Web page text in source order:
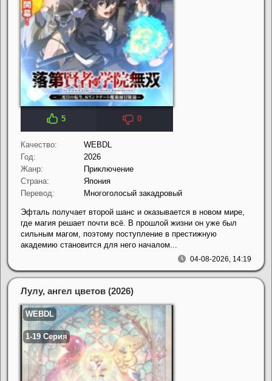
5 0
Качество:
WEBDL
Год:
2026
Жанр:
Приключение
Страна:
Япония
Перевод:
Многоголосый закадровый
04-08-2026, 14:19
Эфталь получает второй шанс и оказывается в новом мире,
где магия решает почти всё. В прошлой жизни он уже был
сильным магом, поэтому поступление в престижную
академию становится для него началом...
Лулу, ангел цветов (2026)